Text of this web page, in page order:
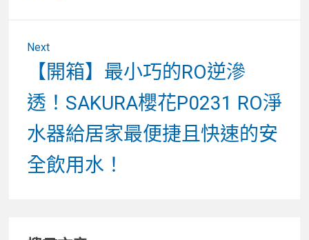
Next
Next
post:
【開箱】最小巧的RO逆滲
透！SAKURA櫻花P0231 RO淨
水器給居家最便捷且快速的安
全飲用水！
Primary